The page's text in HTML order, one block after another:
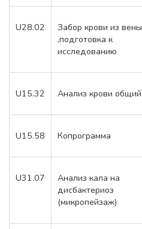
U28.02
Забор крови из вены
,подготовка к
исследованию
U15.32 Анализ крови общий
U15.58 Копрограмма
U31.07
Анализ кала на
дисбактериоз
(микропейзаж)